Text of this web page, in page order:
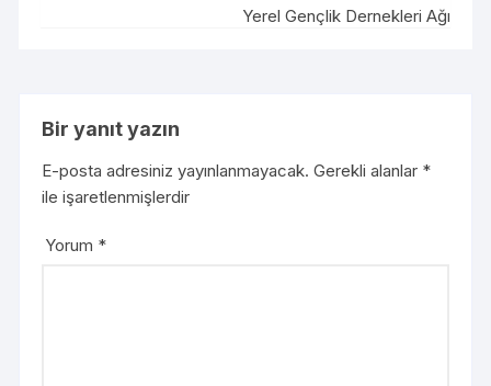
Yerel Gençlik Dernekleri Ağı
Bir yanıt yazın
E-posta adresiniz yayınlanmayacak. Gerekli alanlar *
ile işaretlenmişlerdir
Yorum *